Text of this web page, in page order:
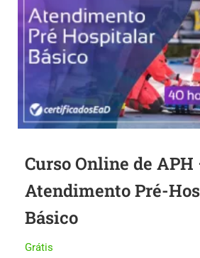
Curso Online de APH
Atendimento Pré-
Básico
Grátis